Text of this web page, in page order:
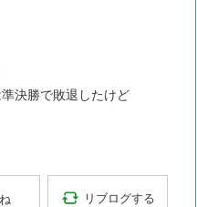
決勝で敗退したけど
リブログする